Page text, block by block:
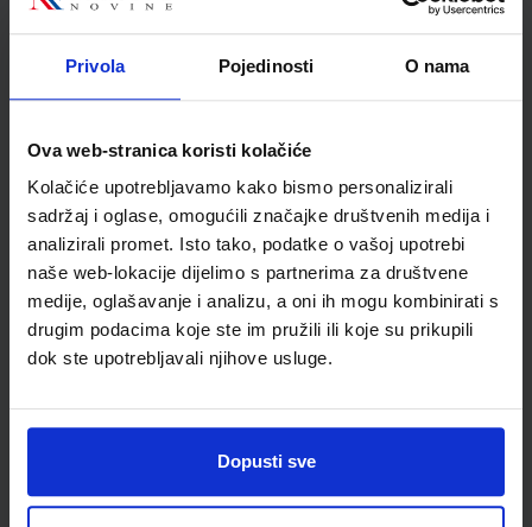
Privola Pojedinosti O nama
Ova web-stranica koristi kolačiće
Kolačiće upotrebljavamo kako bismo personalizirali
sadržaj i oglase, omogućili značajke društvenih medija i
analizirali promet. Isto tako, podatke o vašoj upotrebi
naše web-lokacije dijelimo s partnerima za društvene
medije, oglašavanje i analizu, a oni ih mogu kombinirati s
drugim podacima koje ste im pružili ili koje su prikupili
dok ste upotrebljavali njihove usluge.
Dopusti sve
Udžbenik Omot
VREMEPLOV 6; radna bilježnica za nastavu povijesti u
Autor(i):
Anita Gambiraža Knez Šime Labor Manuela Kujundžić
Nakladnik: PROFIL KLETT d.o.o. Registarski broj ministarstva:
6934-
DOM
SKU:567308 CIJENA:11,00 €
ŠIFRA OMOTA:500159
GLAZBENI KRUG 6; udžbenik glazbene kulture za 6. razred